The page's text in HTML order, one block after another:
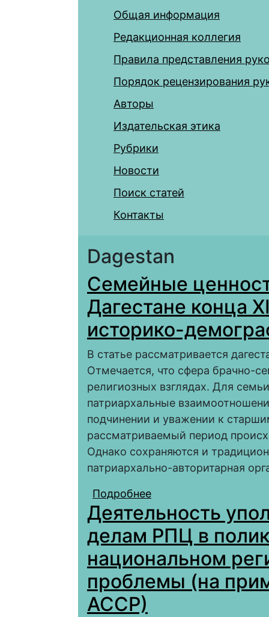
Общая информация
Редакционная коллегия
Правила представления
Порядок рецензирования
Авторы
Издательская этика
Рубрики
Новости
Поиск статей
Контакты
Dagestan
Семейные
Дагестане конца
историко-
В статье рассматривается
Отмечается, что сфера брачно-
религиозных взглядах. Для
патриархальные
подчинении и уважении к
рассматриваемый период
Однако сохраняются и
патриархально-авторитарная
Подробнее
XX в.: историко-
Деятельность
делам РПЦ в
национальном
проблемы (на
АССР)